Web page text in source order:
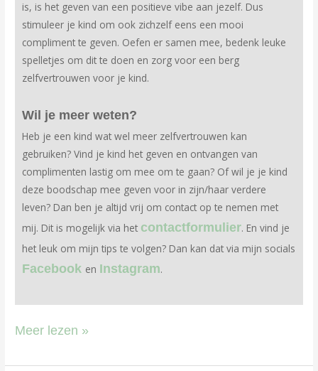
is, is het geven van een positieve vibe aan jezelf. Dus
stimuleer je kind om ook zichzelf eens een mooi
compliment te geven. Oefen er samen mee, bedenk leuke
spelletjes om dit te doen en zorg voor een berg
zelfvertrouwen voor je kind.
Wil je meer weten?
Heb je een kind wat wel meer zelfvertrouwen kan
gebruiken? Vind je kind het geven en ontvangen van
complimenten lastig om mee om te gaan? Of wil je je kind
deze boodschap mee geven voor in zijn/haar verdere
leven? Dan ben je altijd vrij om contact op te nemen met
mij. Dit is mogelijk via het contactformulier. En vind je
het leuk om mijn tips te volgen? Dan kan dat via mijn socials
Facebook en Instagram.
Meer lezen »